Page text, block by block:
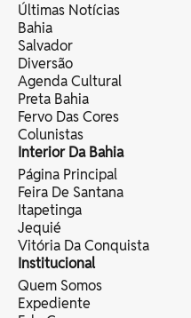
Últimas Notícias
Bahia
Salvador
Diversão
Agenda Cultural
Preta Bahia
Fervo Das Cores
Colunistas
Interior Da Bahia
Página Principal
Feira De Santana
Itapetinga
Jequié
Vitória Da Conquista
Institucional
Quem Somos
Expediente